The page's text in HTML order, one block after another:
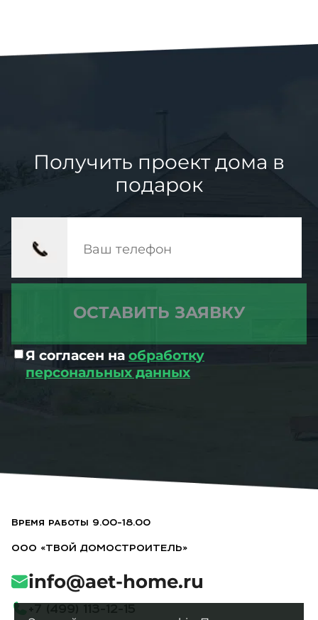
Получить проект дома в
подарок
Я согласен на обработку
персональных данных
Время работы 9.00-18.00
ООО «ТВОЙ ДОМОСТРОИТЕЛЬ»
info@aet-home.ru